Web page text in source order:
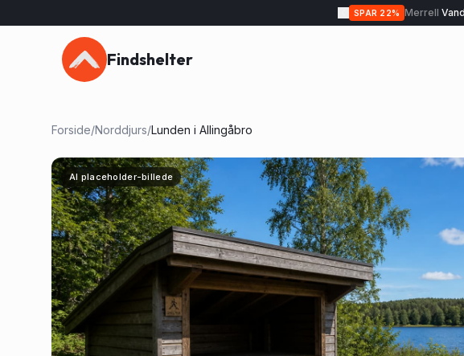
SPAR 30% Treklife
Findshelter
Forside/Norddjurs/Lunden i Allingåbro
AI placeholder-billede